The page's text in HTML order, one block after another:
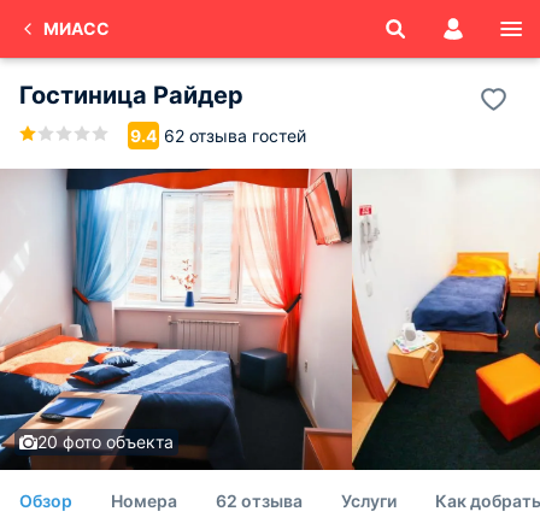
МИАСС
Гостиница Райдер
9.4 62 отзыва гостей
20 фото объекта
Обзор Номера 62 отзыва Услуги Как